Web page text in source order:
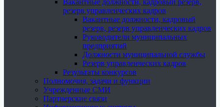
Вакантные должности, кадровый резерв,
резерв управленческих кадров
Вакантные должности, кадровый
резерв, резерв управленческих кадров
Руководители муниципальных
предприятий
Должности муниципальной службы
Резерв управленческих кадров
Результаты конкурсов
Полномочия, задачи и функции
Учрежденные СМИ
Партнерские связи